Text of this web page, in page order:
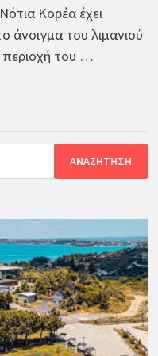
Κορέα έχει
άνοιγμα του λιμανιού
περιοχή του …